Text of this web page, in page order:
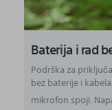
Baterija i rad
Podrška za
bez baterije i
mikrofon spoji.